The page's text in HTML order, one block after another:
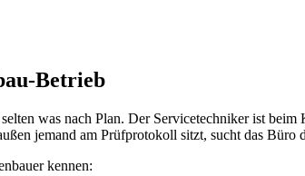
Betrieb
was nach Plan. Der Servicetechniker ist
jemand am Prüfprotokoll sitzt, sucht das Büro
kennen: